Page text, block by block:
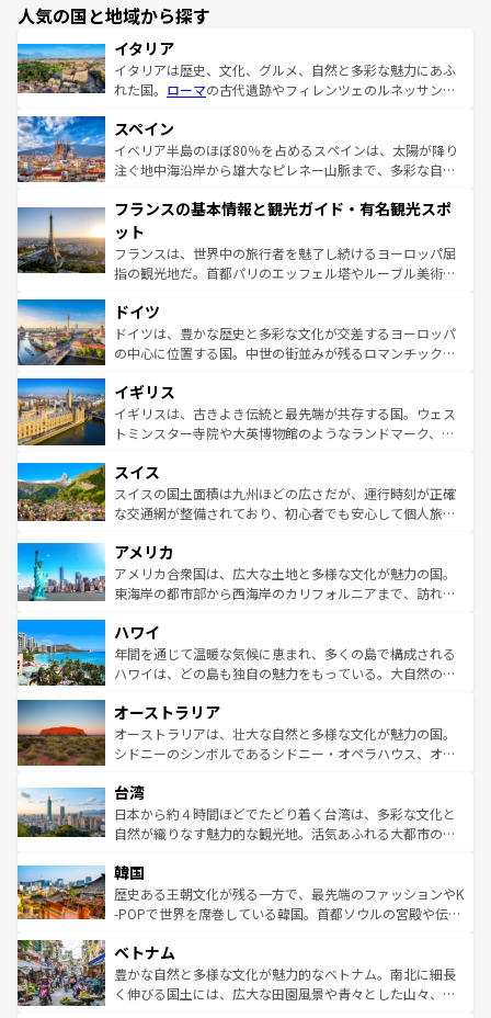
人気の国と地域から探す
イタリア
イタリアは歴史、文化、グルメ、自然と多彩な魅力にあふ
れた国。 ローマの古代遺跡やフィレンツェのルネッサンス
ろん、トスカーナの美しい田園風景やアマルフィ海岸の絶
景など、自然景観も見逃せない。観光の合間には、本場の
ピザやパスタなど、絶品のイタリア料理を堪能することも
ませてくれるイタリアで、忘れられない旅をしてみよう！
なお、新着のイタリア情報は
しい。
スペイン
イベリア半島のほぼ80％を占めるスペインは、太陽が降り
注ぐ地中海沿岸から雄大なピレネー山脈まで、多彩な自然
文化が根付くこの国では、情熱的なフラメンコ、熱気あふ
れる闘牛、そして美味しいタパスが生活の一部となってい
る。首都マドリードの洗練された雰囲気や、バルセロナの
アートに溢れた街角から、地方では古代ローマ遺跡や中世
せる。地方によって風土や気候が異なるスペインはその個
性で訪れる人を魅了する。 なお、新着のスペイン情報は コ
ンテンツ一覧を参照してほしい。
フランスの基本情報と観光ガイド・有名観光スポ
ット
フランスは、世界中の旅行者を魅了し続けるヨーロッパ屈
指の観光地だ。首都パリのエッフェル塔やルーブル美術館
で、幅広い魅力が詰まっている。華麗な宮殿、歴史的な大
聖堂、美しいビーチ、そして豊かな自然が、訪れる者を心
から魅了する。また、フランスは美食の国としても知ら
いる。シャンパンの発祥地であるランス、プロヴァンスの
香り高いラベンダー畑など、多彩な楽しみ方が可能だ。さ
らに、パリ以外の地域にも魅力が溢れており、どの街角に
れる地方に足を運ぶとそれぞれで全く異なる文化を体験で
きるだろう。 なお、新着のフランス情報はコンテンツ一覧
を参照してほしい。
ドイツ
ドイツは、豊かな歴史と多彩な文化が交差するヨーロッパ
の中心に位置する国。中世の街並みが残るロマンチック街
顔を持つこの国は、どこを歩いても飽きることがない。ベ
ルリンの文化的活気、バイエルン州のアルプスの絶景、そ
してライン川沿いのワイン畑といった風景は必見。ビール
は、お酒好きな人にはぜひ体験してほしい。 なお、新着の
ドイツ情報はコンテンツ一覧を参照してほしい。
イギリス
イギリスは、古きよき伝統と最先端が共存する国。ウェス
トミンスター寺院や大英博物館のようなランドマーク、歴
リアごとに異なる魅力がある。また、優雅なアフタヌーン
ティー、ビール好きにはたまらない英国パブ、サッカー観
戦など、本場だからこそできる体験も豊富。イギリスを旅
ンツ一覧を参照してほしい。
スイス
スイスの国土面積は九州ほどの広さだが、運行時刻が正確
な交通網が整備されており、初心者でも安心して個人旅行
の建物がそのまま残る町や、スイスならではのユニークな
博物館もあり、アルプス観光だけでなく町歩きも満喫する
ことができる。国民の所得が高いため物価も高いが、旅行
ば市内交通費無料で観光を楽しむこともできる。 なお、新
着のスイス情報はコンテンツ一覧 を参照してほしい。
アメリカ
アメリカ合衆国は、広大な土地と多様な文化が魅力の国。
東海岸の都市部から西海岸のカリフォルニアまで、訪れる
のような巨大都市は、観光、ショッピング、エンターテイ
ンメントが詰まった刺激的なスポットだ。一方、アメリカ
西部には大自然が広がり、グランドキャニオンやイエロー
部のニューオーリンズでは、音楽と美食が融合した独特の
文化が魅力。旅行者はアメリカの各地域で異なる魅力を楽
しみながら、その多様性と豊かな歴史を感じることができ
ならではの贅沢な旅のスタイルだ。 なお、新着のアメリカ
情報はコンテンツ一覧を参照してほしい。
ハワイ
年間を通じて温暖な気候に恵まれ、多くの島で構成される
ハワイは、どの島も独自の魅力をもっている。大自然の神
ワイ島は見逃せない。また、定番の観光地といえばオアフ
島だが、静かな自然を求めるならマウイ島やカウアイ島が
おすすめ。エメラルドグリーンに輝く海をはじめ、豊かな
れるおもてなしの心で訪れる人々を迎えてくれるハワイの
人々、おいしいローカルフードやハワイアンミュージッ
ク、伝統的なフラダンスなど、すべてがハワイの魅力を彩
ワイを、存分に味わってほしい。 なお、新着のハワイ情報
はコンテンツ一覧を参照してほしい。
オーストラリア
オーストラリアは、壮大な自然と多様な文化が魅力の国。
シドニーのシンボルであるシドニー・オペラハウス、オー
リアリーフや大陸中央部にそびえるウルル（エアーズロッ
ク）、タスマニアの美しい原生林やケアンズの熱帯雨林な
ど、見どころがたくさん。また、カフェやワイン、オージ
いる。アクティビティも充実しており、サーフィンやダイ
ビング、ハイキングなど、アウトドア好きにはたまらな
い。オーストラリアの多彩な魅力を存分に味わいつくそ
参照してほしい。
台湾
日本から約４時間ほどでたどり着く台湾は、多彩な文化と
自然が織りなす魅力的な観光地。活気あふれる大都市の台
ン）、静ひつな山岳地帯である台湾東部など、都市の喧騒
と山間の静けさが共存しており、訪れる人に新しい発見と
驚きをもたらしてくれる。また、奥深い台湾の食文化も魅
容にもいいと評判のスイーツなど、バラエティ豊かな料理
が味わえる。 なお、新着の台湾情報は コンテンツ一覧を参
照してほしい。
韓国
歴史ある王朝文化が残る一方で、最先端のファッションやK
-POPで世界を席巻している韓国。首都ソウルの宮殿や伝統
き、地方に足を延ばせば四季折々の自然美を楽しむことが
できる。そして、キムチや焼肉、絶品のストリートフード
まで、さまざまな韓国料理が待っている。夜には、韓国な
ベトナム
豊かな自然と多様な文化が魅力的なベトナム。南北に細長
く伸びる国土には、広大な田園風景や青々とした山々、世